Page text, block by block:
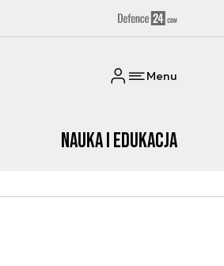
Menu
Nauka i edukacja